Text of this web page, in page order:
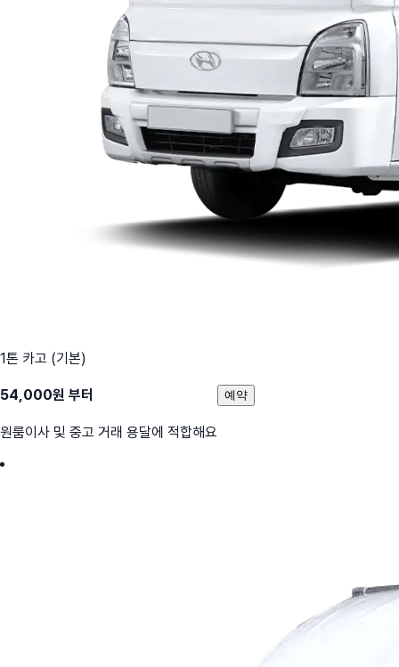
1톤 카고 (기본)
54,000원 부터
원룸이사 및 중고 거래 용달에 적합해요
예약